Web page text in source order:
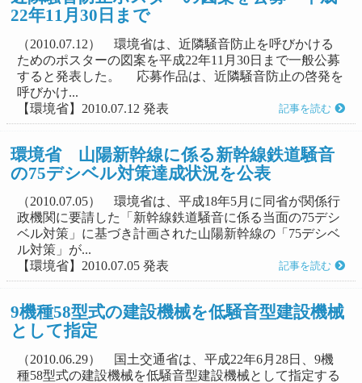
22年11月30日まで
（2010.07.12） 環境省は、近隣騒音防止を呼びかける
ためのポスターの図案を平成22年11月30日まで一般公募
すると発表した。 応募作品は、近隣騒音防止の啓発を
呼びかけ...
【環境省】2010.07.12 発表
記事を読む
環境省 山陽新幹線に係る新幹線鉄道騒音
の75デシベル対策達成状況を公表
（2010.07.05） 環境省は、平成18年5月に同省が関係行
政機関に要請した「新幹線鉄道騒音に係る当面の75デシ
ベル対策」に基づき計画された山陽新幹線の「75デシベ
ル対策」が...
【環境省】2010.07.05 発表
記事を読む
9機種58型式の建設機械を低騒音型建設機械
として指定
（2010.06.29） 国土交通省は、平成22年6月28日、9機
種58型式の建設機械を低騒音型建設機械として指定する